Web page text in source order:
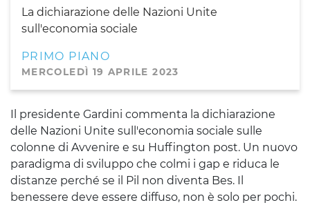
La dichiarazione delle Nazioni Unite
sull'economia sociale
PRIMO PIANO
MERCOLEDÌ 19 APRILE 2023
Il presidente Gardini commenta la dichiarazione
delle Nazioni Unite sull'economia sociale sulle
colonne di Avvenire e su Huffington post. Un nuovo
paradigma di sviluppo che colmi i gap e riduca le
distanze perché se il Pil non diventa Bes. Il
benessere deve essere diffuso, non è solo per pochi.